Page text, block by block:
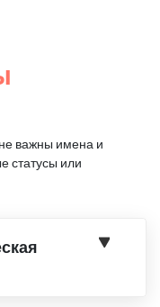
важны имена и
статусы или